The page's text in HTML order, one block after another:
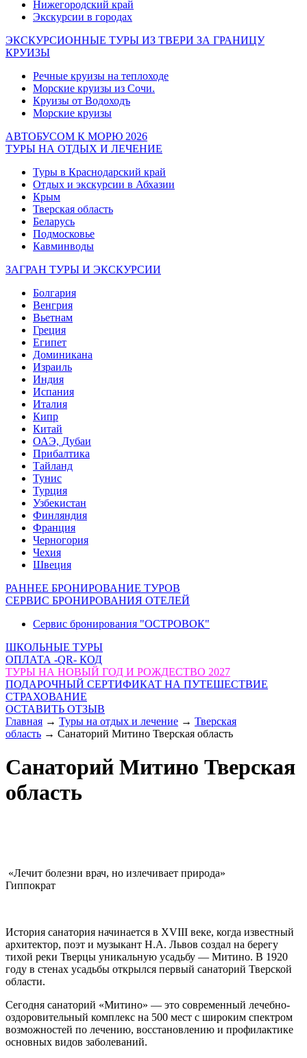
Нижегородский край
Экскурсии в городах
ЭКСКУРСИОННЫЕ ТУРЫ ИЗ ТВЕРИ ЗА ГРАНИЦУ
КРУИЗЫ
Речные круизы на теплоходе
Морские круизы из Сочи.
Круизы от Водоходъ
Морские круизы
АВТОБУСОМ К МОРЮ 2026
ТУРЫ НА ОТДЫХ И ЛЕЧЕНИЕ
Туры в Краснодарский край
Отдых и экскурсии в Абхазии
Крым
Тверская область
Беларусь
Подмосковье
Кавминводы
ЗАГРАН ТУРЫ И ЭКСКУРСИИ
Болгария
Венгрия
Вьетнам
Греция
Египет
Доминикана
Израиль
Индия
Испания
Италия
Кипр
Китай
ОАЭ, Дубаи
Прибалтика
Тайланд
Тунис
Турция
Узбекистан
Финляндия
Франция
Черногория
Чехия
Швеция
РАННЕЕ БРОНИРОВАНИЕ ТУРОВ
СЕРВИС БРОНИРОВАНИЯ ОТЕЛЕЙ
Сервис бронирования "ОСТРОВОК"
ШКОЛЬНЫЕ ТУРЫ
ОПЛАТА -QR- КОД
ТУРЫ НА НОВЫЙ ГОД И РОЖДЕСТВО 2027
ПОДАРОЧНЫЙ СЕРТИФИКАТ НА ПУТЕШЕСТВИЕ
СТРАХОВАНИЕ
ОСТАВИТЬ ОТЗЫВ
Главная → Туры на отдых и лечение → Тверская
область → Санаторий Митино Тверская область
Санаторий Митино Тверская
область
«Лечит болезни врач, но излечивает природа»
Гиппократ
История санатория начинается в XVIII веке, когда известный
архитектор, поэт и музыкант Н.А. Львов создал на берегу
тихой реки Тверцы уникальную усадьбу — Митино. В 1920
году в стенах усадьбы открылся первый санаторий Тверской
области.
Сегодня санаторий «Митино» — это современный лечебно-
оздоровительный комплекс на 500 мест с широким спектром
возможностей по лечению, восстановлению и профилактике
основных видов заболеваний.